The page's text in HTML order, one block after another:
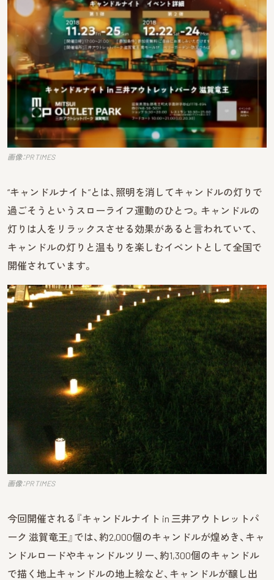
画像：PR TIMES
“キャンドルナイト”とは、照明を消してキャンドルの灯りで
過ごそうというスローライフ運動のひとつ。キャンドルの
灯りは人をリラックスさせる効果があると言われていて、
キャンドルの灯りと温もりを楽しむイベントとして全国で
開催されています。
画像：PR TIMES
今回開催される『キャンドルナイト in 三井アウトレットパ
ーク 滋賀竜王』では、約2,000個のキャンドルが煌めき、キャ
ンドルロードやキャンドルツリー、約1,300個のキャンドル
で描く地上キャンドルの地上絵など、キャンドルが醸し出